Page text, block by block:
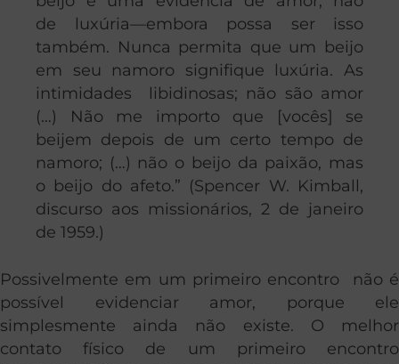
de luxúria—embora possa ser isso
também. Nunca permita que um beijo
em seu namoro signifique luxúria. As
intimidades libidinosas; não são amor
(…) Não me importo que [vocês] se
beijem depois de um certo tempo de
namoro; (…) não o beijo da paixão, mas
o beijo do afeto.” (Spencer W. Kimball,
discurso aos missionários, 2 de janeiro
de 1959.)
Possivelmente em um primeiro encontro não é
possível evidenciar amor, porque ele
simplesmente ainda não existe. O melhor
contato físico de um primeiro encontro